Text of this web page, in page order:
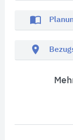
import_contacts
location_on